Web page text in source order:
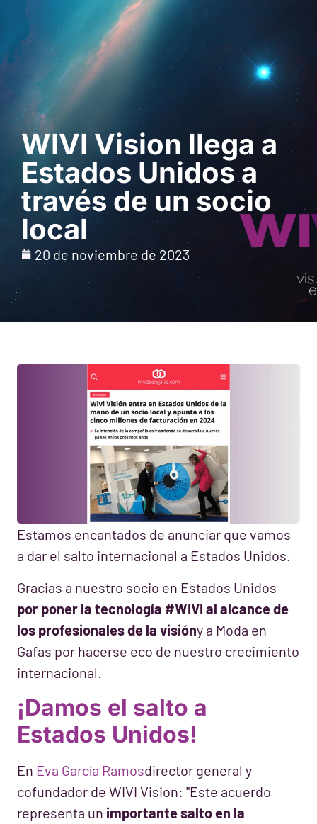
WIVI Vision llega a
Estados Unidos a
través de un socio
local
20 de noviembre de 2023
Estamos encantados de anunciar que vamos
a dar el salto internacional a Estados Unidos.
Gracias a nuestro socio en Estados Unidos
por poner la tecnología #WIVI al alcance de
los profesionales de la visióny a Moda en
Gafas por hacerse eco de nuestro crecimiento
internacional.
¡Damos el salto a
Estados Unidos!
En Eva García Ramosdirector general y
cofundador de WIVI Vision: "Este acuerdo
representa un importante salto en la